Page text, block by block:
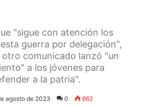
"sigue con atención los
guerra por delegación",
comunicado lanzó "un
a los jóvenes para
a la patria".
agosto de 2023 0 662